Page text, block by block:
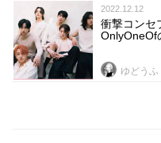
2022.12.12
衝撃コンセ
OnlyOneOf
ゆどうふ